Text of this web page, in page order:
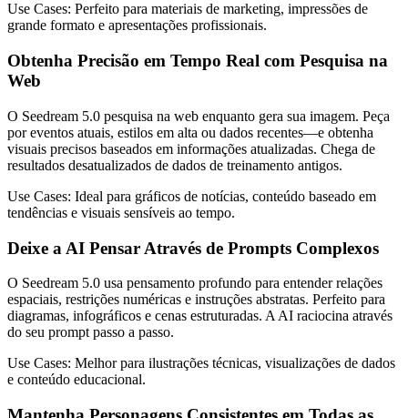
Use Cases: Perfeito para materiais de marketing, impressões de
grande formato e apresentações profissionais.
Obtenha Precisão em Tempo Real com Pesquisa na
Web
O Seedream 5.0 pesquisa na web enquanto gera sua imagem. Peça
por eventos atuais, estilos em alta ou dados recentes—e obtenha
visuais precisos baseados em informações atualizadas. Chega de
resultados desatualizados de dados de treinamento antigos.
Use Cases: Ideal para gráficos de notícias, conteúdo baseado em
tendências e visuais sensíveis ao tempo.
Deixe a AI Pensar Através de Prompts Complexos
O Seedream 5.0 usa pensamento profundo para entender relações
espaciais, restrições numéricas e instruções abstratas. Perfeito para
diagramas, infográficos e cenas estruturadas. A AI raciocina através
do seu prompt passo a passo.
Use Cases: Melhor para ilustrações técnicas, visualizações de dados
e conteúdo educacional.